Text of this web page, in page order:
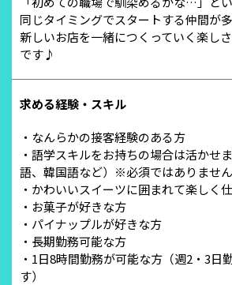
同じタイミングでスタートする仲間が多
新しいお店を一緒につくっていく楽し
です♪
求める経験・スキル
・なんらかの接客経験のある方
・語学スキルをお持ちの場合は活かせ
語、韓国語など）※必須ではありません
・かわいいスイーツに囲まれて楽しく
・お菓子が好きな方
・パイナップルが好きな方
・長期勤務可能な方
・1日8時間勤務が可能な方（週2・3日
す）